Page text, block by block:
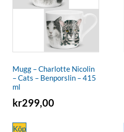
Mugg – Charlotte Nicolin
– Cats – Benporslin – 415
ml
kr299,00
Köp